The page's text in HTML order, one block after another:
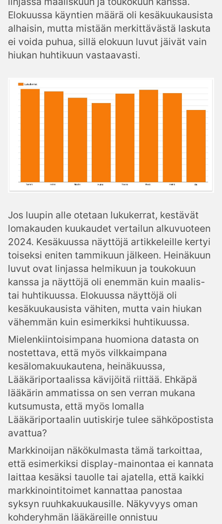
Elokuussa käyntien määrä oli kesäkuukausista
alhaisin, mutta mistään merkittävästä laskuta
ei voida puhua, sillä elokuun luvut jäivät vain
hiukan huhtikuun vastaavasti.
Jos luupin alle otetaan lukukerrat, kestävät
lomakauden kuukaudet vertailun alkuvuoteen
2024. Kesäkuussa näyttöjä artikkeleille kertyi
toiseksi eniten tammikuun jälkeen. Heinäkuun
luvut ovat linjassa helmikuun ja toukokuun
kanssa ja näyttöjä oli enemmän kuin maalis-
tai huhtikuussa. Elokuussa näyttöjä oli
kesäkuukausista vähiten, mutta vain hiukan
vähemmän kuin esimerkiksi huhtikuussa.
Mielenkiintoisimpana huomiona datasta on
nostettava, että myös vilkkaimpana
kesälomakuukautena, heinäkuussa,
Lääkäriportaalissa kävijöitä riittää. Ehkäpä
lääkärin ammatissa on sen verran mukana
kutsumusta, että myös lomalla
Lääkäriportaalin uutiskirje tulee sähköpostista
avattua?
Markkinoijan näkökulmasta tämä tarkoittaa,
että esimerkiksi display-mainontaa ei kannata
laittaa kesäksi tauolle tai ajatella, että kaikki
markkinointitoimet kannattaa panostaa
syksyn ruuhkakuukausille. Näkyvyys oman
kohderyhmän lääkäreille onnistuu